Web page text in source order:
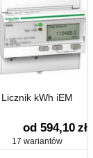
Licznik kWh iEM
od 594,10 zł
17 wariantów